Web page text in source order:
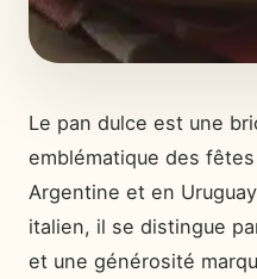
Le pan dulce est une
emblématique des fêtes
Argentine et en
italien, il se distingue
et une générosité